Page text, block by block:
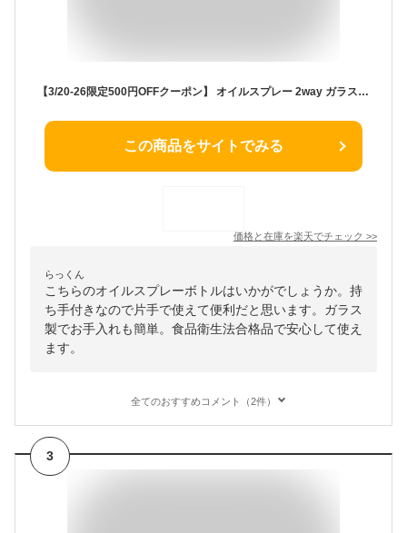
【3/20-26限定500円OFFクーポン】 オイルスプレー 2way ガラス 550ml 200mlキッチン用 液だれしにくい 油 オリーブオイル スプレー ノンフライヤー 油ポット 霧吹き 油スプレー オイルボトル 料理用 油さし オイル差し ミストスプレー 食品衛生法合格 タワシート [CICADA]
この商品をサイトでみる
価格と在庫を楽天でチェック >>
らっくん
こちらのオイルスプレーボトルはいかがでしょうか。持
ち手付きなので片手で使えて便利だと思います。ガラス
製でお手入れも簡単。食品衛生法合格品で安心して使え
ます。
全てのおすすめコメント（2件）
3